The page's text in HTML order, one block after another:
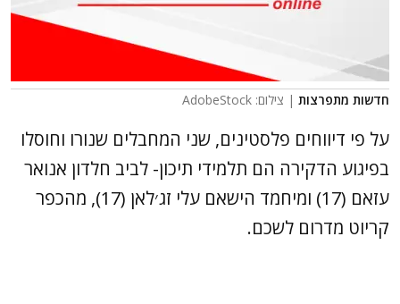
חדשות מתפרצות | צילום: AdobeStock
על פי דיווחים פלסטינים, שני המחבלים שנורו וחוסלו
בפיגוע הדקירה הם תלמידי תיכון- לביב חלדון אנואר
עזאם (17) ומיחמד הישאם עלי זג׳לאן (17), מהכפר
קריוט מדרום לשכם.